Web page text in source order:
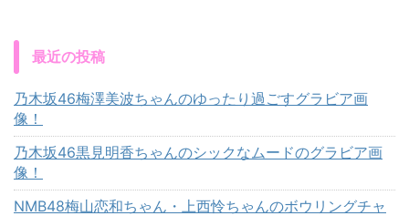
最近の投稿
乃木坂46梅澤美波ちゃんのゆったり過ごすグラビア画
像！
乃木坂46黒見明香ちゃんのシックなムードのグラビア画
像！
NMB48梅山恋和ちゃん・上西怜ちゃんのボウリングチャ